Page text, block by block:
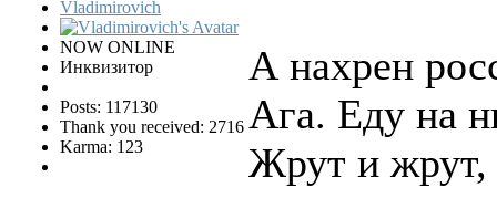
Vladimirovich
NOW ONLINE
Инквизитор
Posts: 117130
Thank you received: 2716
Karma: 123
А нахрен
Ага. Еду на
Жрут и